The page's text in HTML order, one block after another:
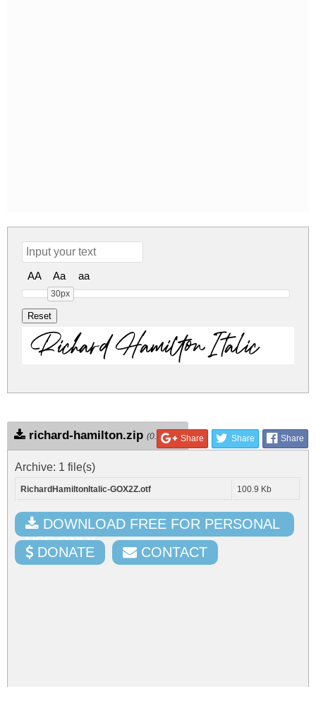
AA Aa aa
30px
Richard Hamilton Italic
richard-hamilton.zip (0.06Mb) Share Share Share
Archive: 1 file(s)
RichardHamiltonItalic-GOX2Z.otf 100.9 Kb
DOWNLOAD FREE FOR PERSONAL
USE ONLY
DONATE CONTACT